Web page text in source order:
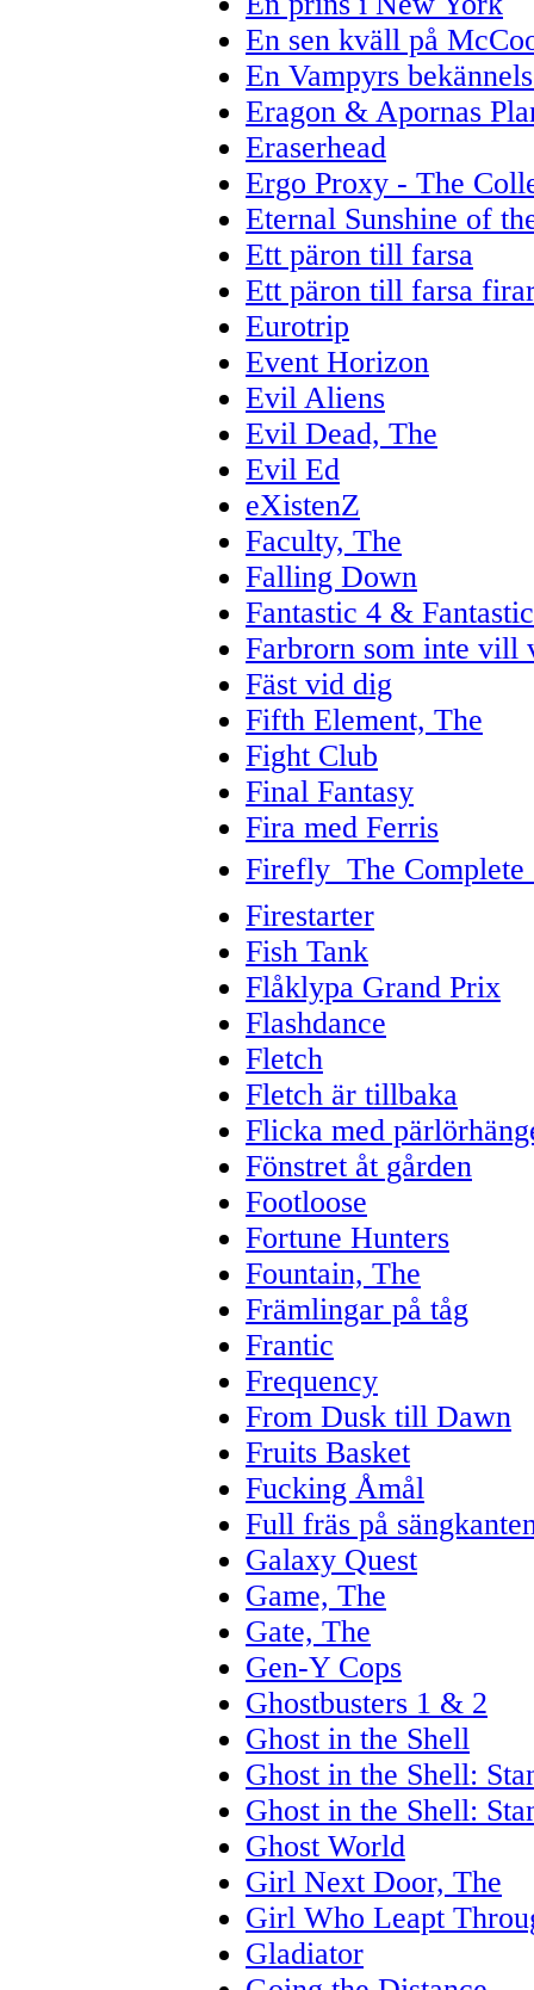
En sen kväll på
En Vampyrs
Eragon & Apornas
Eraserhead
Ergo Proxy - The
Eternal Sunshine of
Ett päron till farsa
Ett päron till farsa
Eurotrip
Event Horizon
Evil Aliens
Evil Dead, The
Evil Ed
eXistenZ
Faculty, The
Falling Down
Fantastic 4 &
Farbrorn som inte vill
Fäst vid dig
Fifth Element, The
Fight Club
Final Fantasy
Fira med Ferris
Firefly  The Complete
Firestarter
Fish Tank
Flåklypa Grand Prix
Flashdance
Fletch
Fletch är tillbaka
Flicka med
Fönstret åt gården
Footloose
Fortune Hunters
Fountain, The
Främlingar på tåg
Frantic
Frequency
From Dusk till Dawn
Fruits Basket
Fucking Åmål
Full fräs på
Galaxy Quest
Game, The
Gate, The
Gen-Y Cops
Ghostbusters 1 & 2
Ghost in the Shell
Ghost in the Shell:
Ghost in the Shell:
Ghost World
Girl Next Door, The
Girl Who Leapt
Gladiator